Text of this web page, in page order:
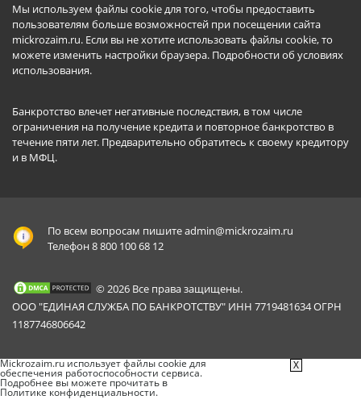
Мы используем файлы cookie для того, чтобы предоставить
пользователям больше возможностей при посещении сайта
mickrozaim.ru. Если вы не хотите использовать файлы cookie, то
можете изменить настройки браузера. Подробности об условиях
использования.
Банкротство влечет негативные последствия, в том числе
ограничения на получение кредита и повторное банкротство в
течение пяти лет. Предварительно обратитесь к своему кредитору
и в МФЦ.
По всем вопросам пишитеadmin@mickrozaim.ru
Телефон 8 800 100 68 12
© 2026 Все права защищены.
ООО "ЕДИНАЯ СЛУЖБА ПО БАНКРОТСТВУ" ИНН 7719481634 ОГРН
1187746806642
Mickrozaim.ru использует файлы cookie для
обеспечения работоспособности сервиса.
Подробнее вы можете прочитать в
Политике конфиденциальности.
X